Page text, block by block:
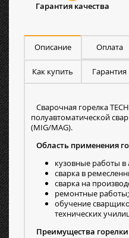
Гарантия качества
Описание Оплата
Как купить Гарантия
Сварочная горелка
полуавтоматической
(MIG/MAG).
Область применения
кузовные работы в
сварка в
сварка на
ремонтные работы;
обучение
технических
Преимущества горелки